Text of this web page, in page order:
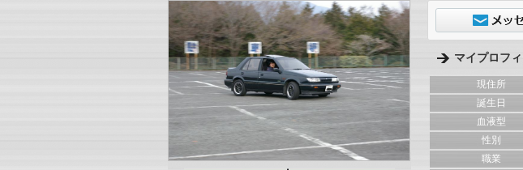
マイプロフ
現住所
誕生日
血液型
性別
職業